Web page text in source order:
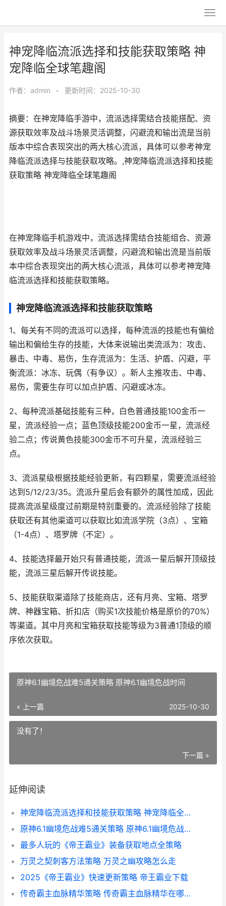
神宠降临流派选择和技能获取策略 神
宠降临全球笔趣阁
作者： admin • 更新时间：2025-10-30
摘要：在神宠降临手游中，流派选择需结合技能搭配、资
源获取效率及战斗场景灵活调整，闪避流和输出流是当前
版本中综合表现突出的两大核心流派，具体可以参考神宠
降临流派选择与技能获取攻略。,神宠降临流派选择和技能
获取策略 神宠降临全球笔趣阁
在神宠降临手机游戏中，流派选择需结合技能组合、资源
获取效率及战斗场景灵活调整，闪避流和输出流是当前版
本中综合表现突出的两大核心流派，具体可以参考神宠降
临流派选择和技能获取策略。
神宠降临流派选择和技能获取策略
1、每关有不同的流派可以选择，每种流派的技能也有偏给
输出和偏给生存的技能，大体来说输出类流派为：攻击、
暴击、中毒、易伤，生存流派为：生活、护盾、闪避，平
衡流派：冰冻、玩偶（有争议）。新人主推攻击、中毒、
易伤，需要生存可以加点护盾、闪避或冰冻。
2、每种流派基础技能有三种，白色普通技能100金币一
星，流派经验一点；蓝色顶级技能200金币一星，流派经
验二点；传说黄色技能300金币不可升星，流派经验三
点。
3、流派星级根据技能经验更新，有四颗星，需要流派经验
达到5/12/23/35。流派升星后会有额外的属性加成，因此
提高流派星级度过前期是特别重要的。流派经验除了技能
获取还有其他渠道可以获取比如流派学院（3点）、宝箱
（1-4点）、塔罗牌（不定）。
4、技能选择最开始只有普通技能，流派一星后解开顶级技
能，流派三星后解开传说技能。
5、技能获取渠道除了技能商店，还有月亮、宝箱、塔罗
牌、神器宝箱、折扣店（购买1次技能价格是原价的70%）
等渠道。其中月亮和宝箱获取技能等级为3普通1顶级的顺
序依次获取。
原神6.1幽境危战难5通关策略 原神6.1幽境危战时间
« 上一篇 2025-10-30
没有了！
下一篇 »
延伸阅读
神宠降临流派选择和技能获取策略 神宠降临全球笔趣阁
原神6.1幽境危战难5通关策略 原神6.1幽境危战时间
最多人玩的《帝王霸业》装备获取地点全策略
万灵之契刺客方法策略 万灵之幽攻略怎么走
2025《帝王霸业》快速更新策略 帝王霸业下载
传奇霸主血脉精华策略 传奇霸主血脉精华在哪里查看